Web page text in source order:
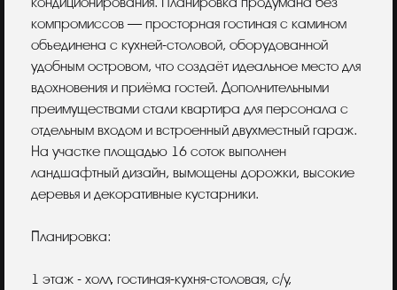
компромиссов — просторная гостиная с камином
объединена с кухней-столовой, оборудованной
удобным островом, что создаёт идеальное место для
вдохновения и приёма гостей. Дополнительными
преимуществами стали квартира для персонала с
отдельным входом и встроенный двухместный гараж.
На участке площадью 16 соток выполнен
ландшафтный дизайн, вымощены дорожки, высокие
деревья и декоративные кустарники.
Планировка:
1 этаж - холл, гостиная-кухня-столовая, с/у,